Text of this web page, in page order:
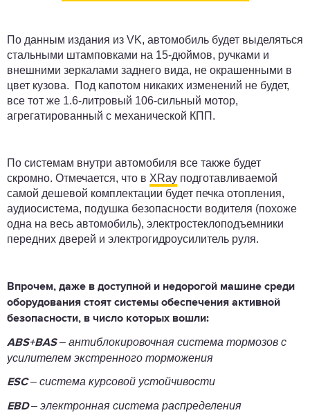
По данным издания из VK, автомобиль будет выделяться
стальными штамповками на 15-дюймов, ручками и
внешними зеркалами заднего вида, не окрашенными в
цвет кузова. Под капотом никаких изменений не будет,
все тот же 1.6-литровый 106-сильный мотор,
агрегатированный с механической КПП.
По системам внутри автомобиля все также будет
скромно. Отмечается, что в XRay подготавливаемой
самой дешевой комплектации будет печка отопления,
аудиосистема, подушка безопасности водителя (похоже
одна на весь автомобиль), электростеклоподъемники
передних дверей и электрогидроусилитель руля.
Впрочем, даже в доступной и недорогой машине среди
оборудования стоят системы обеспечения активной
безопасности, в число которых вошли:
ABS+BAS– антиблокировочная система тормозов с
усилителем экстренного торможения
ESC– система курсовой устойчивости
EBD– электронная система распределения